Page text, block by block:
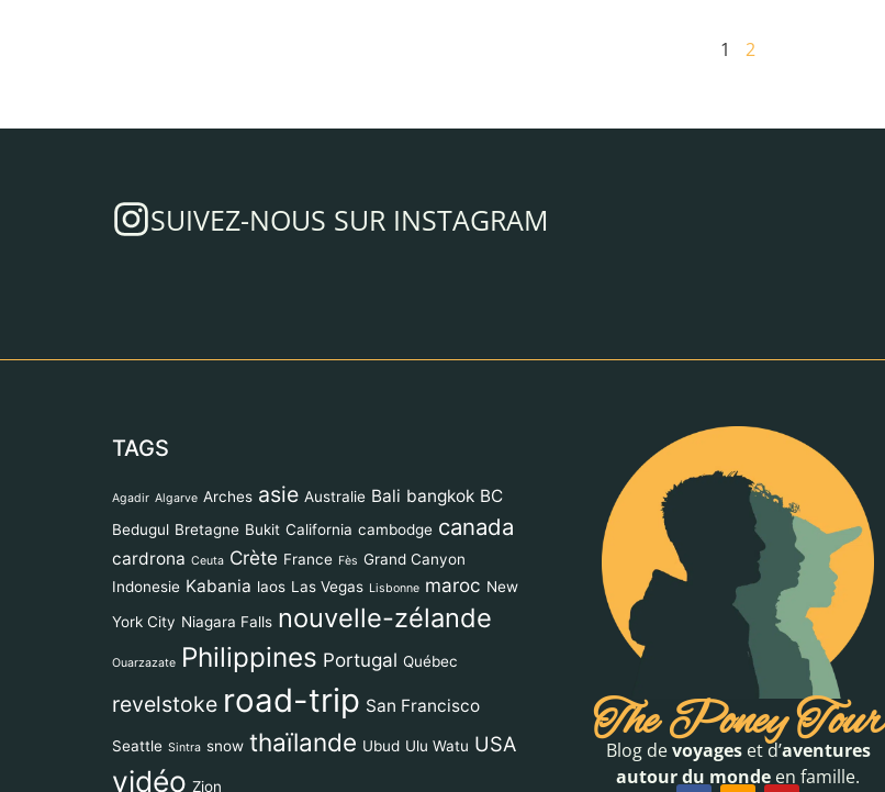
1 2
SUIVEZ-NOUS SUR INSTAGRAM
TAGS
Agadir Algarve Arches asie Australie Bali bangkok BC
Bedugul Bretagne Bukit California cambodge canada
cardrona Ceuta Crète France Fès Grand Canyon
Indonesie Kabania laos Las Vegas Lisbonne maroc New
York City Niagara Falls nouvelle-zélande
Ouarzazate Philippines Portugal Québec
revelstoke road-trip San Francisco
Seattle Sintra snow thaïlande Ubud Ulu Watu USA
vidéo Zion
The Poney Tour
Blog devoyageset d’aventures
autour du monde en famille.